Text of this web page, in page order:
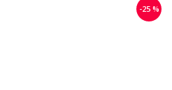
-25 %